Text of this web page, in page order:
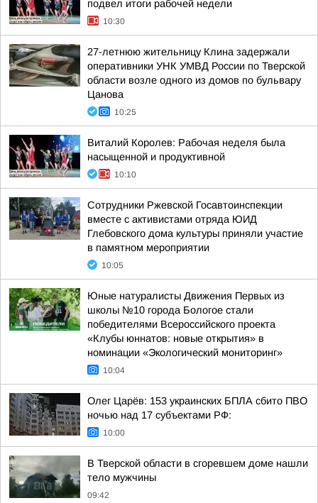
подвел итоги рабочей недели
10:30
27-летнюю жительницу Клина задержали
оперативники УНК УМВД России по Тверской
области возле одного из домов по бульвару
Цанова
10:25
Виталий Королев: Рабочая неделя была
насыщенной и продуктивной
10:10
Сотрудники Ржевской Госавтоинспекции
вместе с активистами отряда ЮИД
Глебовского дома культуры приняли участие
в памятном мероприятии
10:05
Юные натуралисты Движения Первых из
школы №10 города Бологое стали
победителями Всероссийского проекта
«Клубы юннатов: новые открытия» в
номинации «Экологический мониторинг»
10:04
Олег Царёв: 153 украинских БПЛА сбито ПВО
ночью над 17 субъектами РФ:
10:00
В Тверской области в сгоревшем доме нашли
тело мужчины
09:42